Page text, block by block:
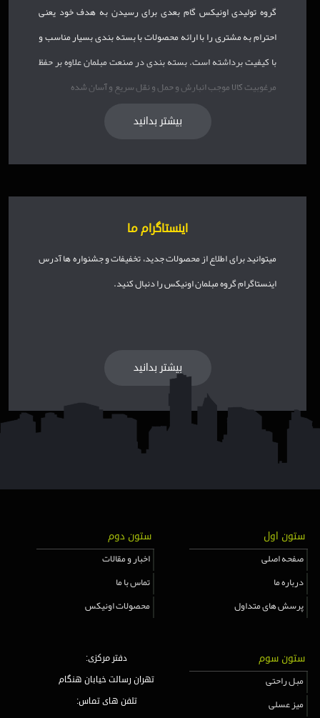
گروه تولیدی اونیکس گام بعدی برای رسیدن به هدف خود یعنی
احترام به مشتری را با ارائه محصولات با بسته بندی بسیار مناسب و
با کیفیت برداشته است. بسته بندی در صنعت مبلمان علاوه بر حفظ
مرغوبیت کالا موجب انبارش و حمل و نقل سریع و آسان شده
بیشتر بدانید
اینستاگرام ما
میتوانید برای اطلاع از محصولات جدید، تخفیفات و جشنواره ها آدرس
اینستاگرام گروه مبلمان اونیکس را دنبال کنید.
بیشتر بدانید
ستون اول
صفحه اصلی
درباره ما
پرسش های متداول
ستون دوم
اخبار و مقالات
تماس با ما
محصولات اونیکس
ستون سوم
مبل راحتی
میز عسلی
دفتر مرکزی:
تهران رسالت خیابان هنگام
تلفن های تماس: